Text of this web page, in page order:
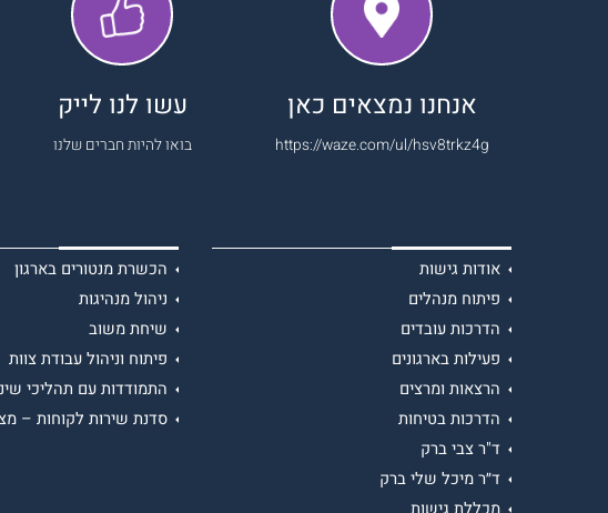
אנחנו נמצאים כאן
https://waze.com/ul/hsv8trkz4g
עשו לנו לייק
בואו להיות חברים שלנו
אודות גישות
פיתוח מנהלים
הדרכות עובדים
פעילות בארגונים
הרצאות ומרצים
הדרכות בטיחות
ד"ר צבי ברק
ד״ר מיכל שלי ברק
הכשרת מנטורים בארגון
ניהול מנהיגות
שיחת משוב
פיתוח וניהול עבודת צוות
התמודדות עם תהליכי
סדנת שירות לקוחות –